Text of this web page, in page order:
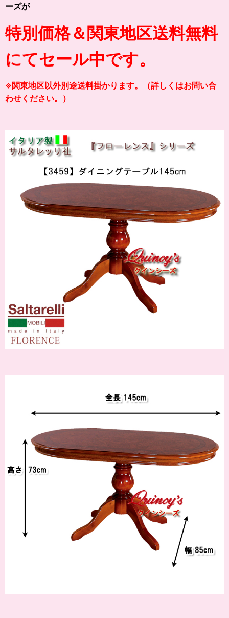
ーズが
特別価格＆関東地区送料無料
にてセール中です。
※関東地区以外別途送料掛かります。（詳しくはお問い合
わせください。）